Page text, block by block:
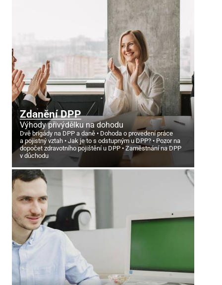
Zdanění DPP
Výhody přivýdělku na dohodu
Dvě brigády na DPP a daně
Dohoda o provedení práce
a pojistný vztah
Jak je to s odstupným u DPP?
Pozor na
dopočet zdravotního pojištění u DPP
Zaměstnání na DPP
v důchodu